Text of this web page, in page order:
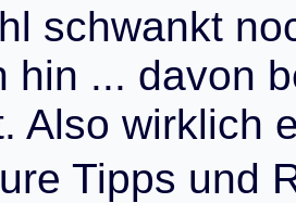
hl schwankt no
hin ... davon b
. Also wirklich
ure Tipps und